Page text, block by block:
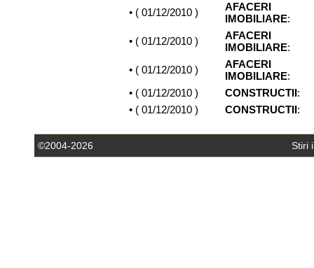
• ( 01/12/2010 )
AFACERI
IMOBILIARE:
• ( 01/12/2010 )
AFACERI
IMOBILIARE:
• ( 01/12/2010 )
AFACERI
IMOBILIARE:
• ( 01/12/2010 ) CONSTRUCTII:
• ( 01/12/2010 ) CONSTRUCTII:
©2004-2026 Stiri